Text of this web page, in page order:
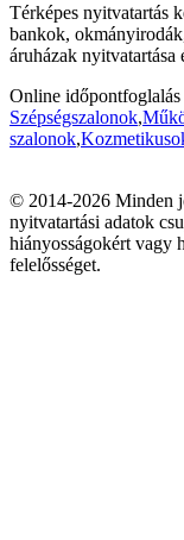
Térképes nyitvatartás
bankok,
áruházak
Online időpontfoglalás
Szépségszalonok,
szalonok,
© 2014-2026 Minden
nyitvatartási adatok
hiányosságokért vagy
felelősséget.